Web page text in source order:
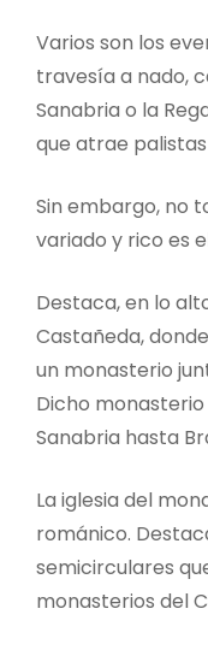
Varios son los
travesía a nado,
Sanabria o la
que atrae
Sin embargo, no
variado y rico es
Destaca, en lo
Castañeda,
un monasterio
Dicho
Sanabria hasta
La iglesia del
románico.
semicirculares
monasterios del